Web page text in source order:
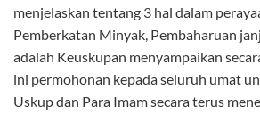
menjelaskan tentang 3 hal dalam
Pemberkatan Minyak, Pembaharuan
adalah Keuskupan menyampaikan
ini permohonan kepada seluruh umat
Uskup dan Para Imam secara terus